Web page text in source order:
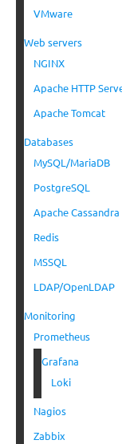
VMware
Web servers
NGINX
Apache HTTP
Apache Tomcat
Databases
MySQL/MariaDB
PostgreSQL
Apache Cassandra
Redis
MSSQL
LDAP/OpenLDAP
Monitoring
Prometheus
Grafana
Loki
Nagios
Zabbix